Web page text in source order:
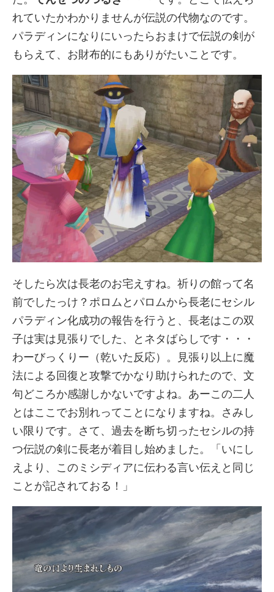
れていたかわかりませんが伝説の代物なのです。
パラディンになりにいったらおまけで伝説の剣が
もらえて、お財布的にもありがたいことです。
そしたら次は長老のお宅えすね。祈りの館って名
前でしたっけ？ポロムとパロムから長老にセシル
パラディン化成功の報告を行うと、長老はこの双
子は実は見張りでした、とネタばらしです・・・
わーびっくりー（乾いた反応）。見張り以上に魔
法による回復と攻撃でかなり助けられたので、文
句どころか感謝しかないですよね。あーこの二人
とはここでお別れってことになりますね。さみし
い限りです。さて、過去を断ち切ったセシルの持
つ伝説の剣に長老が着目し始めました。「いにし
えより、このミシディアに伝わる言い伝えと同じ
ことが記されておる！」